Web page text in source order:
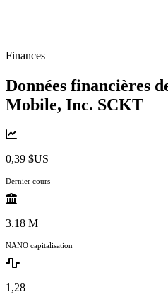
Finances
Données financières
Mobile, Inc. SCKT
0,39 $US
Dernier cours
3.18 M
NANO capitalisation
1,28